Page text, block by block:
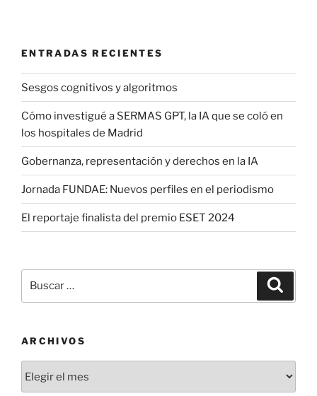
ENTRADAS RECIENTES
Sesgos cognitivos y algoritmos
Cómo investigué a SERMAS GPT, la IA que se coló en
los hospitales de Madrid
Gobernanza, representación y derechos en la IA
Jornada FUNDAE: Nuevos perfiles en el periodismo
El reportaje finalista del premio ESET 2024
por:
ARCHIVOS